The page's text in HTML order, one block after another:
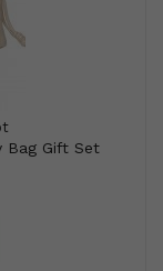
Bag Gift Set